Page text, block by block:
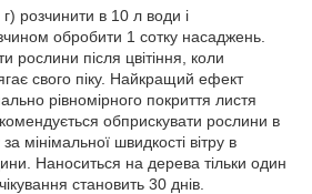
розчинити в 10 л води і
обробити 1 сотку насаджень.
рослини після цвітіння, коли
свого піку. Найкращий ефект
рівномірного покриття листя
обприскувати рослини в
мінімальної швидкості вітру в
Наноситься на дерева тільки один
становить 30 днів.